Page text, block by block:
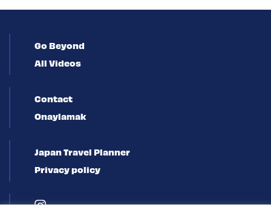
Go Beyond
All Videos
Contact
Onaylamak
Japan Travel Planner
Privacy policy